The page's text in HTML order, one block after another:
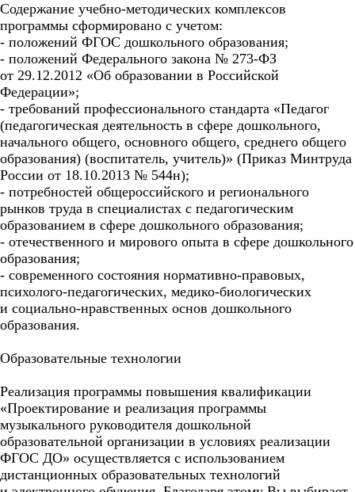
Содержание учебно-методических комплексов
программы сформировано с учетом:
- положений ФГОС дошкольного образования;
- положений Федерального закона № 273-ФЗ
от 29.12.2012 «Об образовании в Российской
Федерации»;
- требований профессионального стандарта «Педагог
(педагогическая деятельность в сфере дошкольного,
начального общего, основного общего, среднего общего
образования) (воспитатель, учитель)» (Приказ Минтруда
России от 18.10.2013 № 544н);
- потребностей общероссийского и регионального
рынков труда в специалистах с педагогическим
образованием в сфере дошкольного образования;
- отечественного и мирового опыта в сфере дошкольного
образования;
- современного состояния нормативно-правовых,
психолого-педагогических, медико-биологических
и социально-нравственных основ дошкольного
образования.
Образовательные технологии
Реализация программы повышения квалификации
«Проектирование и реализация программы
музыкального руководителя дошкольной
образовательной организации в условиях реализации
ФГОС ДО» осуществляется с использованием
дистанционных образовательных технологий